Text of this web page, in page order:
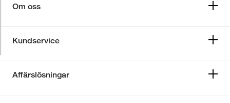
Om oss
Kundservice
Affärslösningar